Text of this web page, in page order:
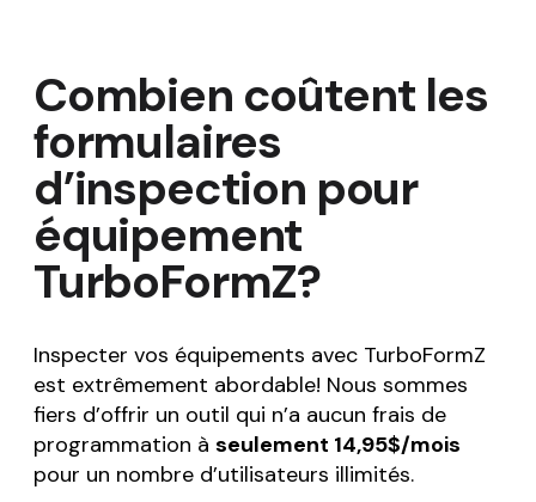
Combien coûtent les
formulaires
d’inspection pour
équipement
TurboFormZ?
Inspecter vos équipements avec TurboFormZ
est extrêmement abordable! Nous sommes
fiers d’offrir un outil qui n’a aucun frais de
programmation à seulement 14,95$/mois
pour un nombre d’utilisateurs illimités.